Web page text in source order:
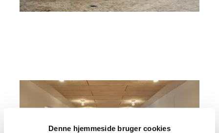
Denne hjemmeside bruger cookies